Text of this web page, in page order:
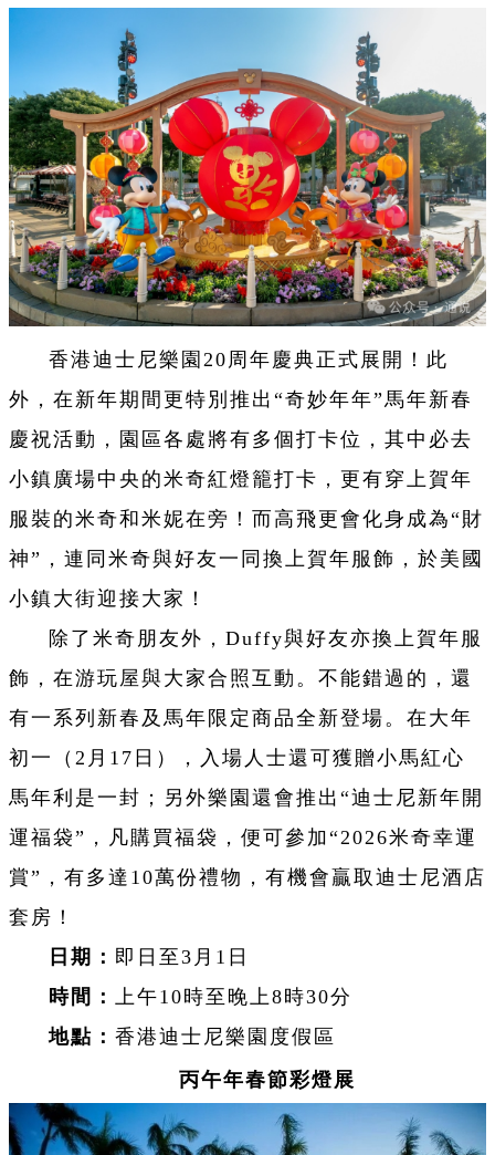
香港迪士尼樂園20周年慶典正式展開！此
外，在新年期間更特別推出“奇妙年年”馬年新春
慶祝活動，園區各處將有多個打卡位，其中必去
小鎮廣場中央的米奇紅燈籠打卡，更有穿上賀年
服裝的米奇和米妮在旁！而高飛更會化身成為“財
神”，連同米奇與好友一同換上賀年服飾，於美國
小鎮大街迎接大家！
除了米奇朋友外，Duffy與好友亦換上賀年服
飾，在游玩屋與大家合照互動。不能錯過的，還
有一系列新春及馬年限定商品全新登場。在大年
初一（2月17日），入場人士還可獲贈小馬紅心
馬年利是一封；另外樂園還會推出“迪士尼新年開
運福袋”，凡購買福袋，便可參加“2026米奇幸運
賞”，有多達10萬份禮物，有機會贏取迪士尼酒店
套房！
日期： 即日至3月1日
時間： 上午10時至晚上8時30分
地點： 香港迪士尼樂園度假區
丙午年春節彩燈展